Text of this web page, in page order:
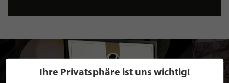
Ihre Privatsphäre ist uns wichtig!